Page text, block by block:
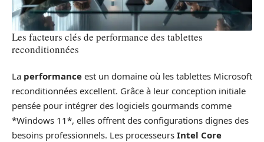
Les facteurs clés de performance des tablettes
reconditionnées
La performance est un domaine où les tablettes Microsoft
reconditionnées excellent. Grâce à leur conception initiale
pensée pour intégrer des logiciels gourmands comme
*Windows 11*, elles offrent des configurations dignes des
besoins professionnels. Les processeurs Intel Core